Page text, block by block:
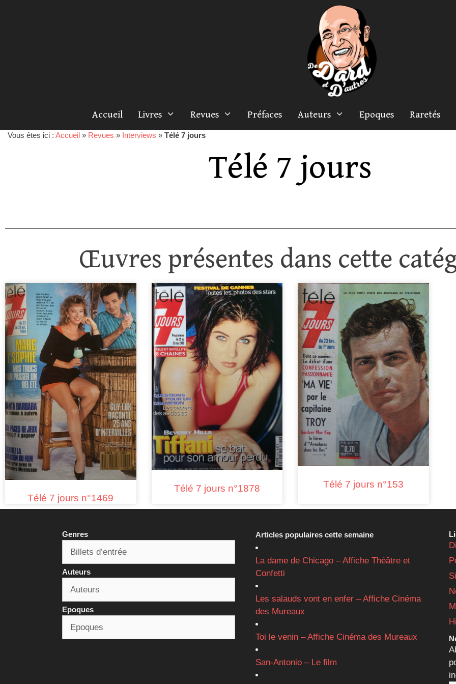
Accueil Livres Revues Préfaces Auteurs Epoques Raretés
Vous êtes ici : Accueil » Revues » Interviews » Télé 7 jours
Télé 7 jours
Œuvres présentes dans cette
Télé 7 jours n°1469
Télé 7 jours n°1878 Télé 7 jours n°153
Genres
Auteurs
Epoques
Articles populaires cette semaine
La dame de Chicago – Affiche Théâtre et
Confetti
Les salauds vont en enfer – Affiche Cinéma
des Mureaux
Toi le venin – Affiche Cinéma des Mureaux
San-Antonio – Le film